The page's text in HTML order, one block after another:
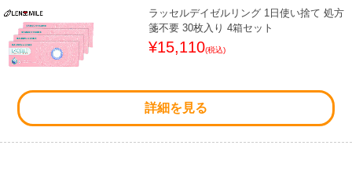
ラッセルデイゼルリング 1日使い捨て 処方
箋不要 30枚入り 4箱セット
¥15,110(税込)
詳細を見る